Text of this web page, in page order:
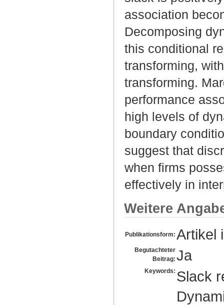
association
Decomposing
this conditional
transforming,
transforming.
performance
high levels of
boundary
suggest that
when firms
effectively in
Weitere
Publikationsform: Artikel
Begutachteter
Beitrag: Ja
Keywords: Slack